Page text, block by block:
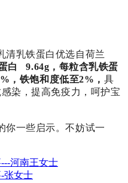
清乳铁蛋白优选自荷兰
白 9.64g，每粒含乳铁蛋
，铁饱和度低至2%， 具
染，提高免疫力，呵护宝
你一些启示。不妨试一
河南王女士
张女士